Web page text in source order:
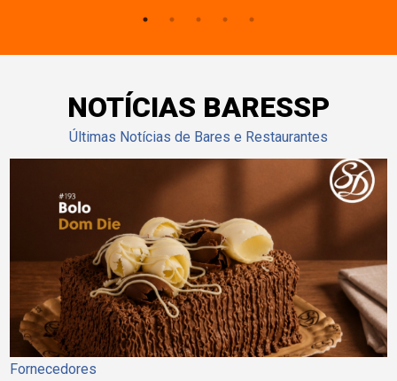
NOTÍCIAS BARESSP
Últimas Notícias de Bares e Restaurantes
Fornecedores